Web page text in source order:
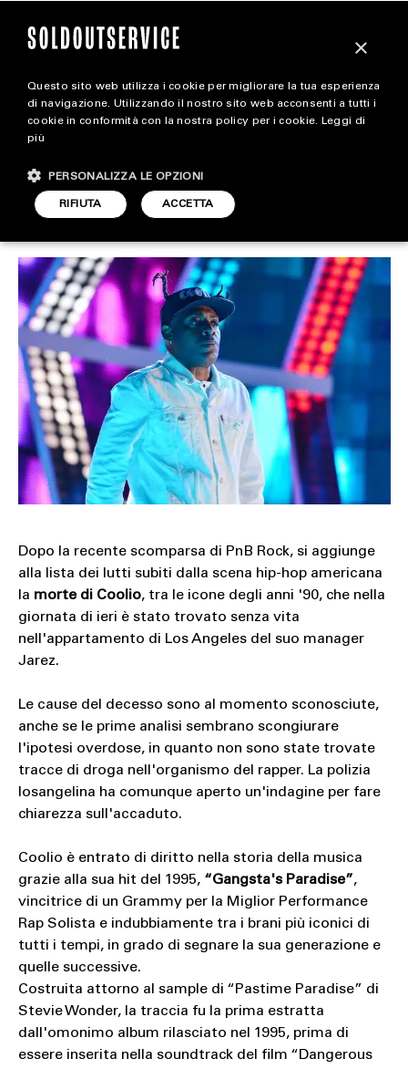
extra
ALL EXTRA
ART & DESIGN
CINEMA
FOOD & BEVERAGE
HOUSE
LIFESTYLE
MOTORS
SOUND
SPORT
TECH
TRAVEL
Coolio si è spento all’età di
59 anni
SOUND
29 SETTEMBRE 2022
Dopo la recente scomparsa di PnB Rock, si aggiunge
alla lista dei lutti subiti dalla scena hip-hop americana
la morte di Coolio, tra le icone degli anni '90, che nella
giornata di ieri è stato trovato senza vita
nell'appartamento di Los Angeles del suo manager
Jarez.
Le cause del decesso sono al momento sconosciute,
anche se le prime analisi sembrano scongiurare
l'ipotesi overdose, in quanto non sono state trovate
tracce di droga nell'organismo del rapper. La polizia
losangelina ha comunque aperto un'indagine per fare
chiarezza sull'accaduto.
Coolio è entrato di diritto nella storia della musica
grazie alla sua hit del 1995, “Gangsta's Paradise”,
vincitrice di un Grammy per la Miglior Performance
Rap Solista e indubbiamente tra i brani più iconici di
tutti i tempi, in grado di segnare la sua generazione e
quelle successive.
Costruita attorno al sample di “Pastime Paradise” di
Stevie Wonder, la traccia fu la prima estratta
dall'omonimo album rilasciato nel 1995, prima di
essere inserita nella soundtrack del film “Dangerous
×
Questo sito web utilizza i cookie per migliorare la tua esperienza
di navigazione. Utilizzando il nostro sito web acconsenti a tutti i
cookie in conformità con la nostra policy per i cookie. Leggi di
più
ACCETTA
RIFIUTA
PERSONALIZZA LE OPZIONI